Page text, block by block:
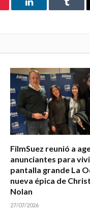
LinkedIn
FilmSuez reunió a
anunciantes para
pantalla grande La
nueva épica de
Nolan
27/07/2026